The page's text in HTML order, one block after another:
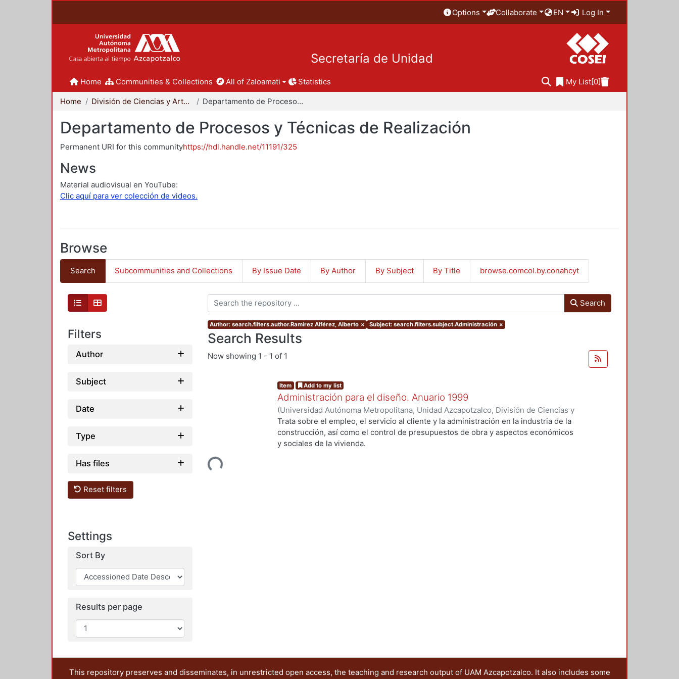
Options Collaborate EN Log In
Secretaría de Unidad
Home Communities & Collections All of Zaloamati Statistics My List[0]
Home División de Ciencias y Artes para el Diseño Departamento de Procesos y Técnicas de Realización
Departamento de Procesos y Técnicas de Realización
Permanent URI for this communityhttps://hdl.handle.net/11191/325
News
Material audiovisual en YouTube:
Clic aquí para ver colección de videos.
Browse
Search Subcommunities and Collections By Issue Date By Author By Subject By Title browse.comcol.by.conahcyt
Filters
Author
Subject
Date
Type
Has files
Reset filters
Settings
Sort By
Results per page
Search
Author: search.filters.author.Ramírez Alférez, Alberto × Subject: search.filters.subject.Administración ×
Search Results
Now showing 1 - 1 of 1
Loading...
Item Add to my list
Administración para el diseño. Anuario 1999
(Universidad Autónoma Metropolitana, Unidad Azcapotzalco, División de Ciencias y
Artes para el Diseño, Departamento de Procesos y Técnicas de Realización,1999)
Poó Rubio, Aurora;Cervantes Abarca, Alejandro;Vilchis Salazar, Rubén;Carpio
Utrilla, César Jorge;Rodríguez Martínez, Jorge
Trata sobre el empleo, el servicio al cliente y la administración en la industria de la
construcción, así como el control de presupuestos de obra y aspectos económicos
y sociales de la vivienda.
This repository preserves and disseminates, in unrestricted open access, the teaching and research output of UAM Azcapotzalco. It also includes some